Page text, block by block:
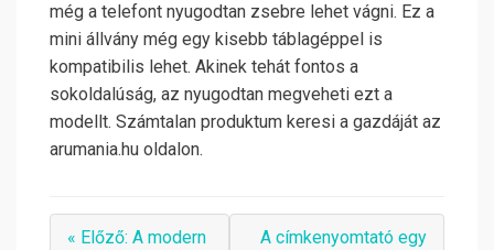
még a telefont nyugodtan zsebre lehet vágni. Ez a
mini állvány még egy kisebb táblagéppel is
kompatibilis lehet. Akinek tehát fontos a
sokoldalúság, az nyugodtan megveheti ezt a
modellt. Számtalan produktum keresi a gazdáját az
arumania.hu oldalon.
« Előző: A modern
A címkenyomtató egy